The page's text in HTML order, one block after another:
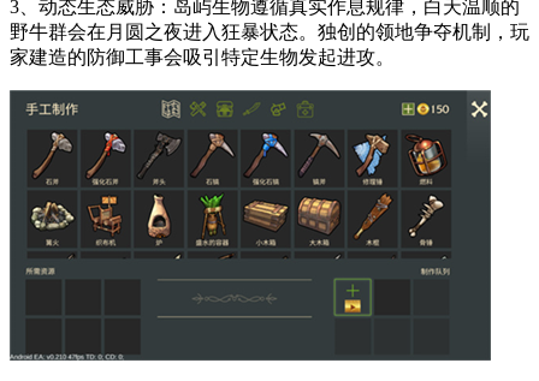
3、动态生态威胁：岛屿生物遵循真实作息规律，白天温顺的
野牛群会在月圆之夜进入狂暴状态。独创的领地争夺机制，玩
家建造的防御工事会吸引特定生物发起进攻。